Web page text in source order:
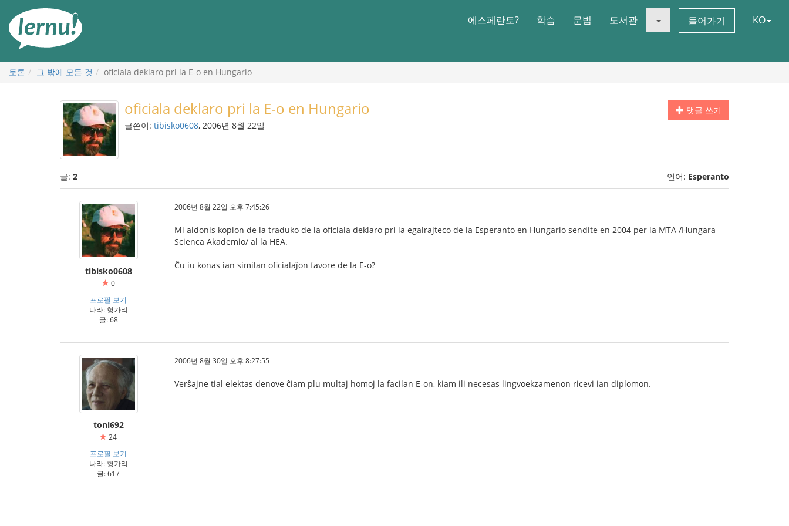
에스페란토? 학습 문법 도서관 들어가기 KO
토론 그 밖에 모든 것 oficiala deklaro pri la E-o en Hungario
댓글 쓰기
oficiala deklaro pri la E-o en Hungario
글쓴이: tibisko0608, 2006년 8월 22일
글: 2 언어: Esperanto
tibisko0608
0
프로필 보기
나라: 헝가리
글: 68
2006년 8월 22일 오후 7:45:26
Mi aldonis kopion de la traduko de la oficiala deklaro pri la egalrajteco de la Esperanto en Hungario sendite en 2004 per la MTA /Hungara
Scienca Akademio/ al la HEA.
Ĉu iu konas ian similan oficialaĵon favore de la E-o?
toni692
24
프로필 보기
나라: 헝가리
글: 617
2006년 8월 30일 오후 8:27:55
Verŝajne tial elektas denove ĉiam plu multaj homoj la facilan E-on, kiam ili necesas lingvoekzamenon ricevi ian diplomon.